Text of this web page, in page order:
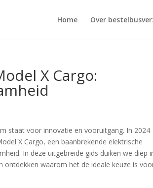
Home Over
X Cargo:
staat voor innovatie en vooruitgang. In 2024
X Cargo, een baanbrekende elektrische
In deze uitgebreide gids duiken we diep
ontdekken waarom het de ideale keuze is